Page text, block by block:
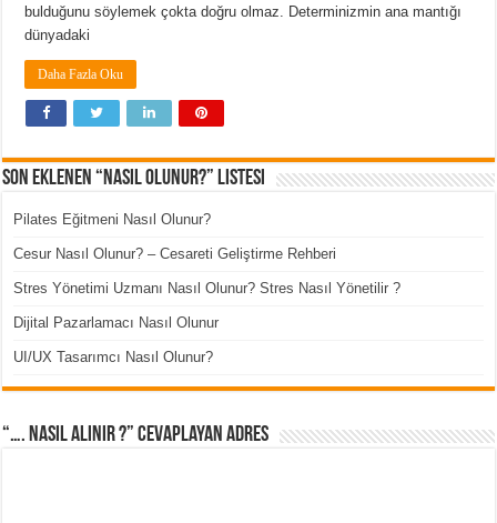
bulduğunu söylemek çokta doğru olmaz. Determinizmin ana mantığı
dünyadaki
Daha Fazla Oku
Son Eklenen “Nasıl Olunur?” Listesi
Pilates Eğitmeni Nasıl Olunur?
Cesur Nasıl Olunur? – Cesareti Geliştirme Rehberi
Stres Yönetimi Uzmanı Nasıl Olunur? Stres Nasıl Yönetilir ?
Dijital Pazarlamacı Nasıl Olunur
UI/UX Tasarımcı Nasıl Olunur?
“…. Nasıl Alınır ?” cevaplayan adres